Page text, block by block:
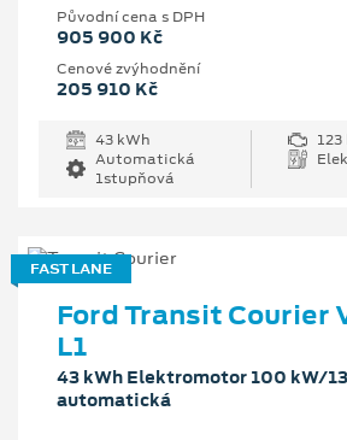
Původní cena s DPH
905 900 Kč
Cenové zvýhodnění
205 910 Kč
43 kWh
Automatická
1stupňová
FAST LANE
Ford Transit Courier
L1
43 kWh Elektromotor 100 kW/
automatická